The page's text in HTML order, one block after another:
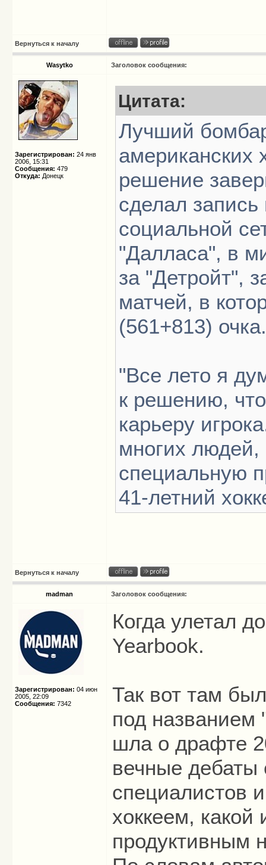
Вернуться к началу
Wasytko Заголовок сообщения:
Зарегистрирован: 24 янв
2006, 15:31
Сообщения: 479
Откуда: Донецк
Цитата:
Лучший
американских
решение
сделал запись
социальной
"Далласа", в
за "Детройт",
матчей, в
(561+813) очка.
"Все лето я
к решению,
карьеру
многих людей,
специальную
41-летний
Вернуться к началу
madman Заголовок сообщения:
Зарегистрирован: 04 июн
2005, 22:09
Сообщения: 7342
Когда улетал
Yearbook.
Так вот там
под названием
шла о драфте
вечные дебаты
специалистов
хоккеем,
продуктивным